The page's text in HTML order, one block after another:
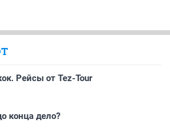
Рейсы от Tez-Tour
конца дело?